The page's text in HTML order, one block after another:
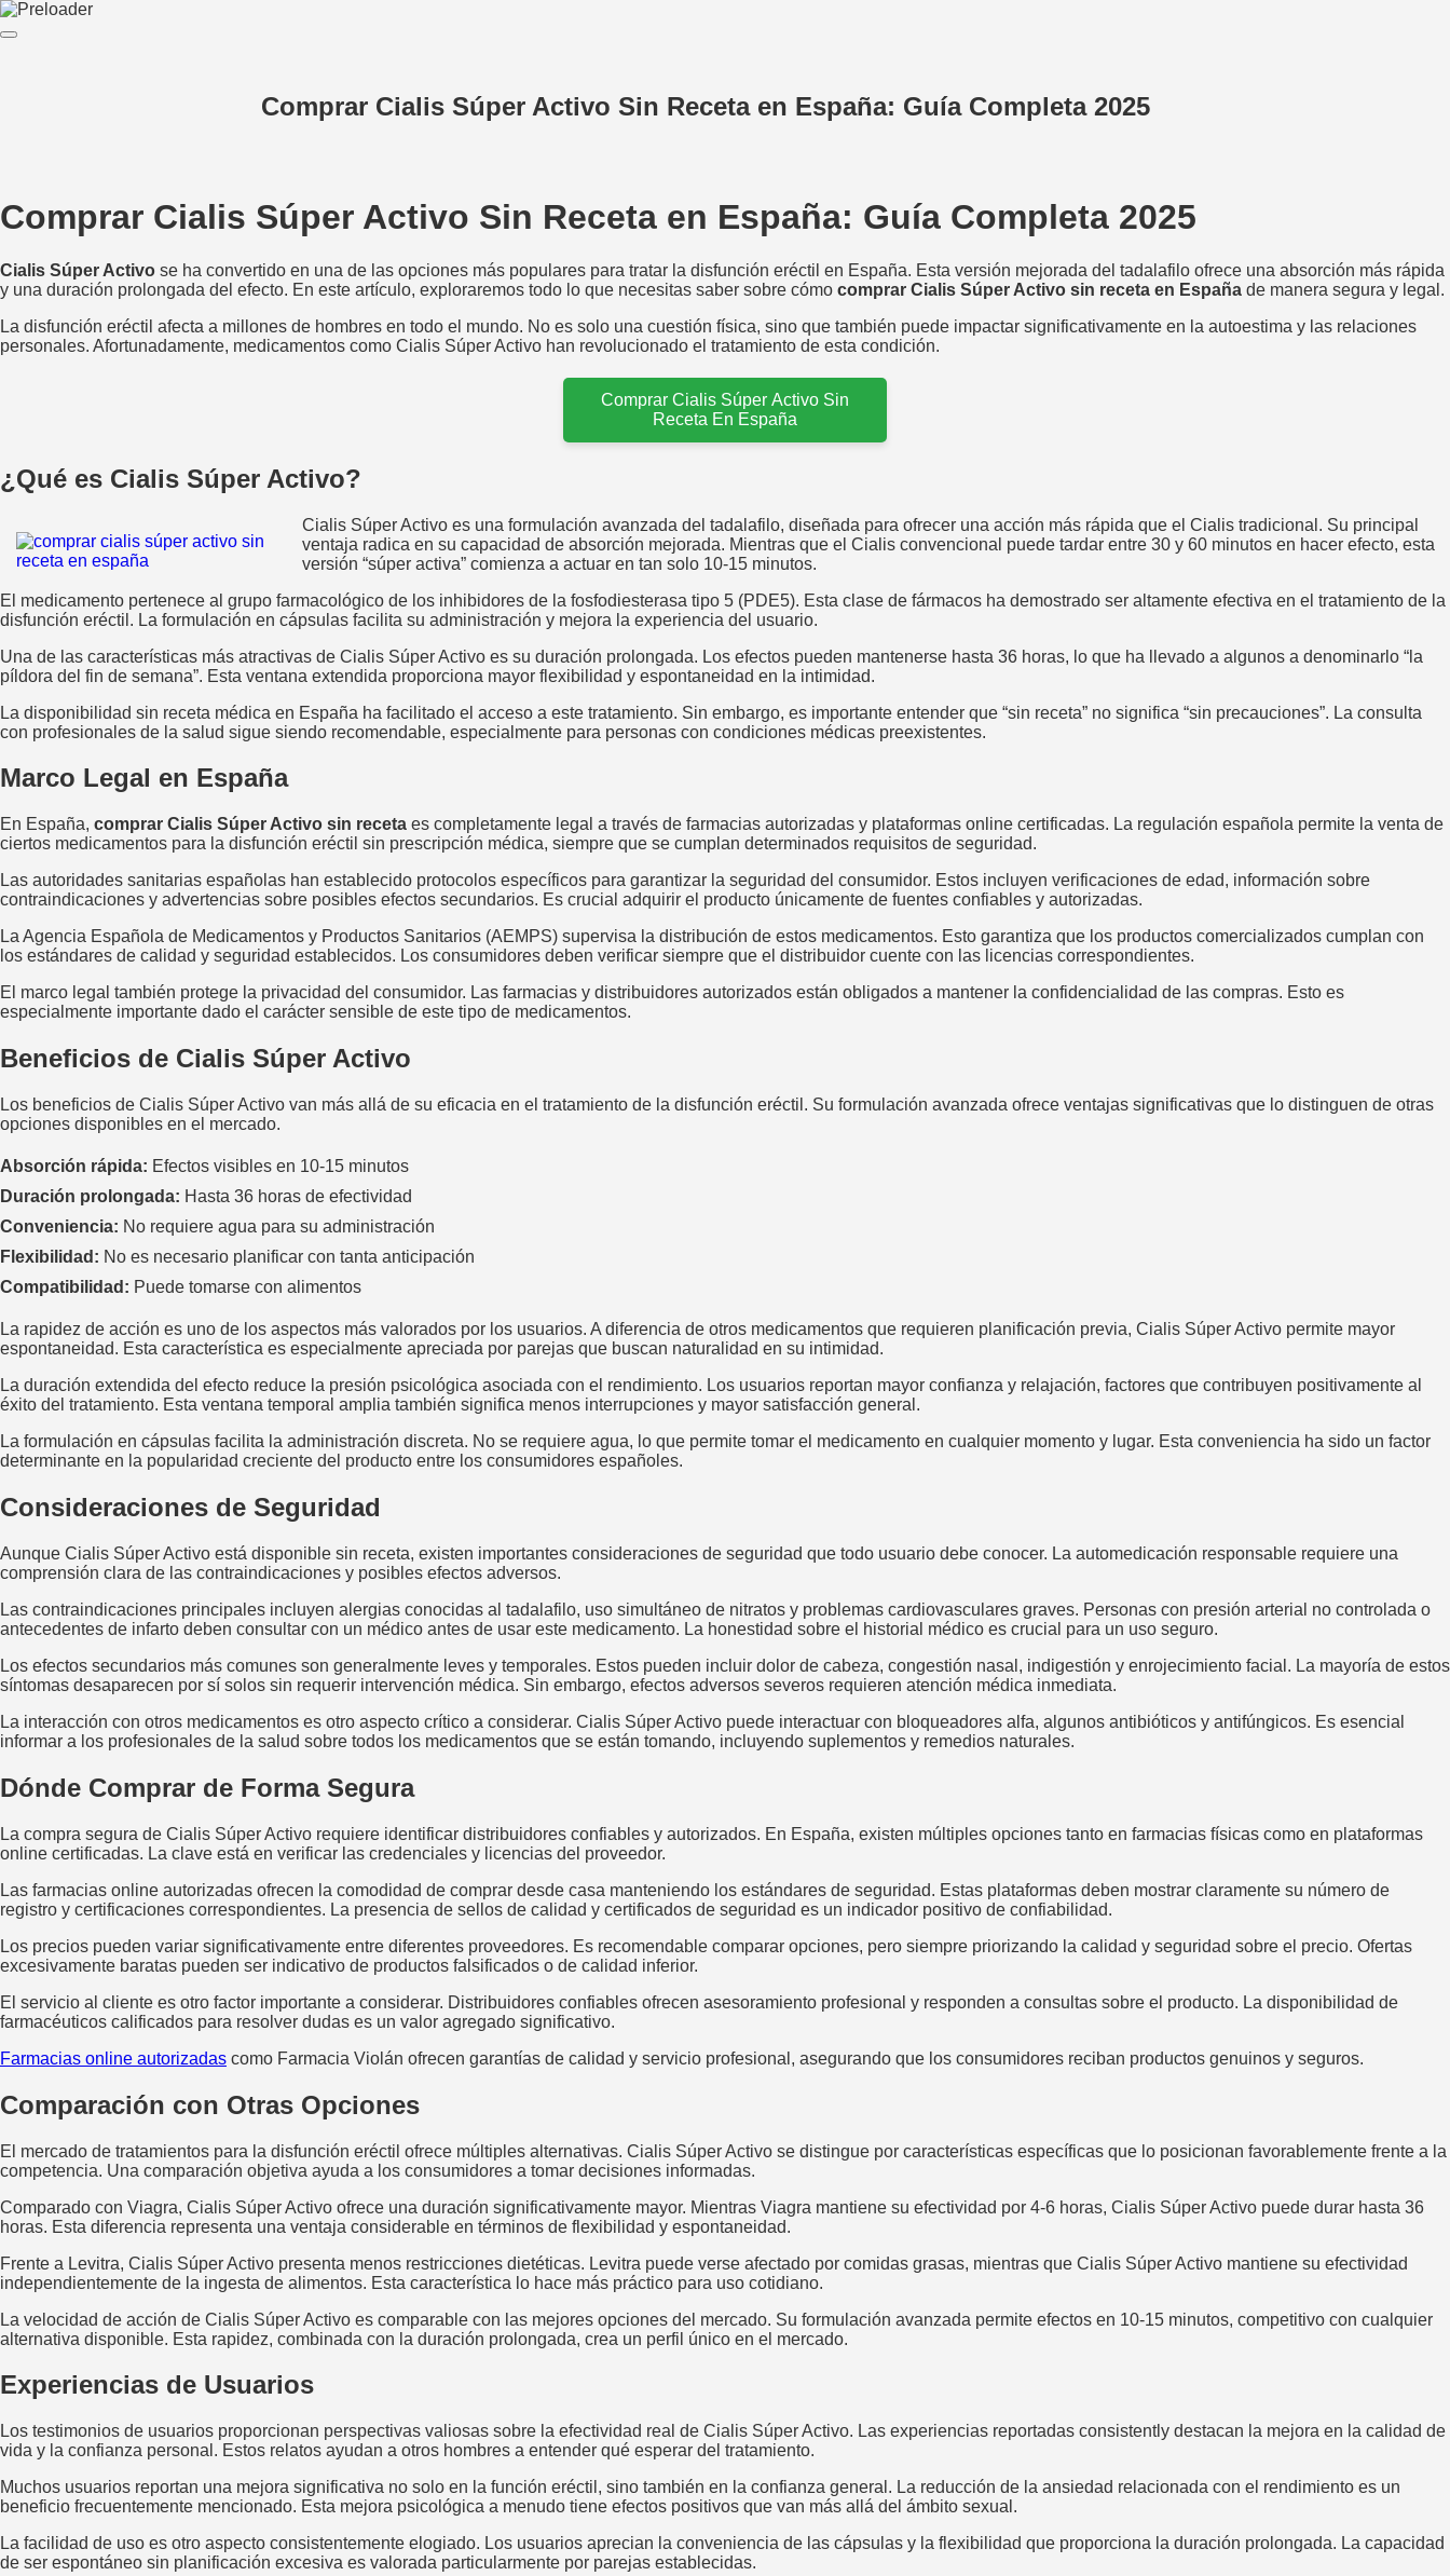
Comprar Cialis Súper Activo Sin Receta en España: Guía Completa 2025
Comprar Cialis Súper Activo Sin Receta en España: Guía Completa 2025
Cialis Súper Activo se ha convertido en una de las opciones más populares para tratar la disfunción eréctil en España. Esta versión mejorada del tadalafilo ofrece una absorción más rápida
y una duración prolongada del efecto. En este artículo, exploraremos todo lo que necesitas saber sobre cómo comprar Cialis Súper Activo sin receta en España de manera segura y legal.
La disfunción eréctil afecta a millones de hombres en todo el mundo. No es solo una cuestión física, sino que también puede impactar significativamente en la autoestima y las relaciones
personales. Afortunadamente, medicamentos como Cialis Súper Activo han revolucionado el tratamiento de esta condición.
Comprar Cialis Súper Activo Sin
Receta En España
¿Qué es Cialis Súper Activo?
Cialis Súper Activo es una formulación avanzada del tadalafilo, diseñada para ofrecer una acción más rápida que el Cialis tradicional. Su principal
ventaja radica en su capacidad de absorción mejorada. Mientras que el Cialis convencional puede tardar entre 30 y 60 minutos en hacer efecto, esta
versión “súper activa” comienza a actuar en tan solo 10-15 minutos.
El medicamento pertenece al grupo farmacológico de los inhibidores de la fosfodiesterasa tipo 5 (PDE5). Esta clase de fármacos ha demostrado ser altamente efectiva en el tratamiento de la
disfunción eréctil. La formulación en cápsulas facilita su administración y mejora la experiencia del usuario.
Una de las características más atractivas de Cialis Súper Activo es su duración prolongada. Los efectos pueden mantenerse hasta 36 horas, lo que ha llevado a algunos a denominarlo “la
píldora del fin de semana”. Esta ventana extendida proporciona mayor flexibilidad y espontaneidad en la intimidad.
La disponibilidad sin receta médica en España ha facilitado el acceso a este tratamiento. Sin embargo, es importante entender que “sin receta” no significa “sin precauciones”. La consulta
con profesionales de la salud sigue siendo recomendable, especialmente para personas con condiciones médicas preexistentes.
Marco Legal en España
En España, comprar Cialis Súper Activo sin receta es completamente legal a través de farmacias autorizadas y plataformas online certificadas. La regulación española permite la venta de
ciertos medicamentos para la disfunción eréctil sin prescripción médica, siempre que se cumplan determinados requisitos de seguridad.
Las autoridades sanitarias españolas han establecido protocolos específicos para garantizar la seguridad del consumidor. Estos incluyen verificaciones de edad, información sobre
contraindicaciones y advertencias sobre posibles efectos secundarios. Es crucial adquirir el producto únicamente de fuentes confiables y autorizadas.
La Agencia Española de Medicamentos y Productos Sanitarios (AEMPS) supervisa la distribución de estos medicamentos. Esto garantiza que los productos comercializados cumplan con
los estándares de calidad y seguridad establecidos. Los consumidores deben verificar siempre que el distribuidor cuente con las licencias correspondientes.
El marco legal también protege la privacidad del consumidor. Las farmacias y distribuidores autorizados están obligados a mantener la confidencialidad de las compras. Esto es
especialmente importante dado el carácter sensible de este tipo de medicamentos.
Beneficios de Cialis Súper Activo
Los beneficios de Cialis Súper Activo van más allá de su eficacia en el tratamiento de la disfunción eréctil. Su formulación avanzada ofrece ventajas significativas que lo distinguen de otras
opciones disponibles en el mercado.
Absorción rápida: Efectos visibles en 10-15 minutos
Duración prolongada: Hasta 36 horas de efectividad
Conveniencia: No requiere agua para su administración
Flexibilidad: No es necesario planificar con tanta anticipación
Compatibilidad: Puede tomarse con alimentos
La rapidez de acción es uno de los aspectos más valorados por los usuarios. A diferencia de otros medicamentos que requieren planificación previa, Cialis Súper Activo permite mayor
espontaneidad. Esta característica es especialmente apreciada por parejas que buscan naturalidad en su intimidad.
La duración extendida del efecto reduce la presión psicológica asociada con el rendimiento. Los usuarios reportan mayor confianza y relajación, factores que contribuyen positivamente al
éxito del tratamiento. Esta ventana temporal amplia también significa menos interrupciones y mayor satisfacción general.
La formulación en cápsulas facilita la administración discreta. No se requiere agua, lo que permite tomar el medicamento en cualquier momento y lugar. Esta conveniencia ha sido un factor
determinante en la popularidad creciente del producto entre los consumidores españoles.
Consideraciones de Seguridad
Aunque Cialis Súper Activo está disponible sin receta, existen importantes consideraciones de seguridad que todo usuario debe conocer. La automedicación responsable requiere una
comprensión clara de las contraindicaciones y posibles efectos adversos.
Las contraindicaciones principales incluyen alergias conocidas al tadalafilo, uso simultáneo de nitratos y problemas cardiovasculares graves. Personas con presión arterial no controlada o
antecedentes de infarto deben consultar con un médico antes de usar este medicamento. La honestidad sobre el historial médico es crucial para un uso seguro.
Los efectos secundarios más comunes son generalmente leves y temporales. Estos pueden incluir dolor de cabeza, congestión nasal, indigestión y enrojecimiento facial. La mayoría de estos
síntomas desaparecen por sí solos sin requerir intervención médica. Sin embargo, efectos adversos severos requieren atención médica inmediata.
La interacción con otros medicamentos es otro aspecto crítico a considerar. Cialis Súper Activo puede interactuar con bloqueadores alfa, algunos antibióticos y antifúngicos. Es esencial
informar a los profesionales de la salud sobre todos los medicamentos que se están tomando, incluyendo suplementos y remedios naturales.
Dónde Comprar de Forma Segura
La compra segura de Cialis Súper Activo requiere identificar distribuidores confiables y autorizados. En España, existen múltiples opciones tanto en farmacias físicas como en plataformas
online certificadas. La clave está en verificar las credenciales y licencias del proveedor.
Las farmacias online autorizadas ofrecen la comodidad de comprar desde casa manteniendo los estándares de seguridad. Estas plataformas deben mostrar claramente su número de
registro y certificaciones correspondientes. La presencia de sellos de calidad y certificados de seguridad es un indicador positivo de confiabilidad.
Los precios pueden variar significativamente entre diferentes proveedores. Es recomendable comparar opciones, pero siempre priorizando la calidad y seguridad sobre el precio. Ofertas
excesivamente baratas pueden ser indicativo de productos falsificados o de calidad inferior.
El servicio al cliente es otro factor importante a considerar. Distribuidores confiables ofrecen asesoramiento profesional y responden a consultas sobre el producto. La disponibilidad de
farmacéuticos calificados para resolver dudas es un valor agregado significativo.
Farmacias online autorizadas como Farmacia Violán ofrecen garantías de calidad y servicio profesional, asegurando que los consumidores reciban productos genuinos y seguros.
Comparación con Otras Opciones
El mercado de tratamientos para la disfunción eréctil ofrece múltiples alternativas. Cialis Súper Activo se distingue por características específicas que lo posicionan favorablemente frente a la
competencia. Una comparación objetiva ayuda a los consumidores a tomar decisiones informadas.
Comparado con Viagra, Cialis Súper Activo ofrece una duración significativamente mayor. Mientras Viagra mantiene su efectividad por 4-6 horas, Cialis Súper Activo puede durar hasta 36
horas. Esta diferencia representa una ventaja considerable en términos de flexibilidad y espontaneidad.
Frente a Levitra, Cialis Súper Activo presenta menos restricciones dietéticas. Levitra puede verse afectado por comidas grasas, mientras que Cialis Súper Activo mantiene su efectividad
independientemente de la ingesta de alimentos. Esta característica lo hace más práctico para uso cotidiano.
La velocidad de acción de Cialis Súper Activo es comparable con las mejores opciones del mercado. Su formulación avanzada permite efectos en 10-15 minutos, competitivo con cualquier
alternativa disponible. Esta rapidez, combinada con la duración prolongada, crea un perfil único en el mercado.
Experiencias de Usuarios
Los testimonios de usuarios proporcionan perspectivas valiosas sobre la efectividad real de Cialis Súper Activo. Las experiencias reportadas consistently destacan la mejora en la calidad de
vida y la confianza personal. Estos relatos ayudan a otros hombres a entender qué esperar del tratamiento.
Muchos usuarios reportan una mejora significativa no solo en la función eréctil, sino también en la confianza general. La reducción de la ansiedad relacionada con el rendimiento es un
beneficio frecuentemente mencionado. Esta mejora psicológica a menudo tiene efectos positivos que van más allá del ámbito sexual.
La facilidad de uso es otro aspecto consistentemente elogiado. Los usuarios aprecian la conveniencia de las cápsulas y la flexibilidad que proporciona la duración prolongada. La capacidad
de ser espontáneo sin planificación excesiva es valorada particularmente por parejas establecidas.